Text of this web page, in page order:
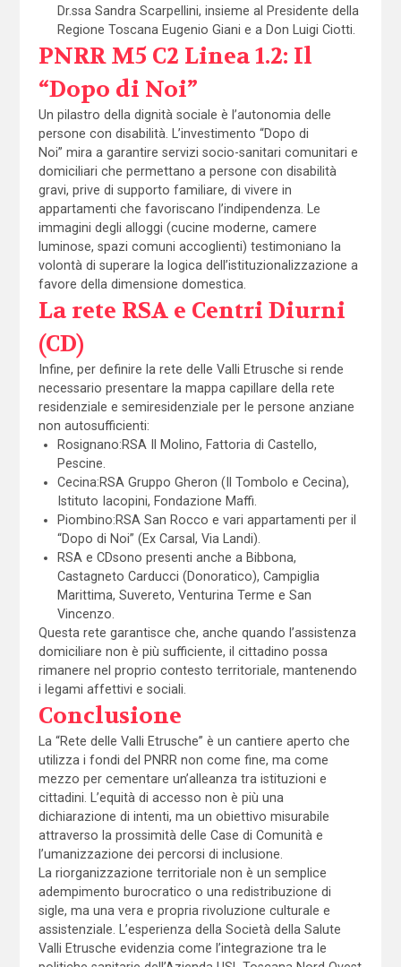
Dr.ssa Sandra Scarpellini, insieme al Presidente della
Regione Toscana Eugenio Giani e a Don Luigi Ciotti.
PNRR M5 C2 Linea 1.2: Il
“Dopo di Noi”
Un pilastro della dignità sociale è l’autonomia delle
persone con disabilità. L’investimento “Dopo di
Noi” mira a garantire servizi socio-sanitari comunitari e
domiciliari che permettano a persone con disabilità
gravi, prive di supporto familiare, di vivere in
appartamenti che favoriscano l’indipendenza. Le
immagini degli alloggi (cucine moderne, camere
luminose, spazi comuni accoglienti) testimoniano la
volontà di superare la logica dell’istituzionalizzazione a
favore della dimensione domestica.
La rete RSA e Centri Diurni
(CD)
Infine, per definire la rete delle Valli Etrusche si rende
necessario presentare la mappa capillare della rete
residenziale e semiresidenziale per le persone anziane
non autosufficienti:
Rosignano:RSA Il Molino, Fattoria di Castello,
Pescine.
Cecina:RSA Gruppo Gheron (Il Tombolo e Cecina),
Istituto Iacopini, Fondazione Maffi.
Piombino:RSA San Rocco e vari appartamenti per il
“Dopo di Noi” (Ex Carsal, Via Landi).
RSA e CDsono presenti anche a Bibbona,
Castagneto Carducci (Donoratico), Campiglia
Marittima, Suvereto, Venturina Terme e San
Vincenzo.
Questa rete garantisce che, anche quando l’assistenza
domiciliare non è più sufficiente, il cittadino possa
rimanere nel proprio contesto territoriale, mantenendo
i legami affettivi e sociali.
Conclusione
La “Rete delle Valli Etrusche” è un cantiere aperto che
utilizza i fondi del PNRR non come fine, ma come
mezzo per cementare un’alleanza tra istituzioni e
cittadini. L’equità di accesso non è più una
dichiarazione di intenti, ma un obiettivo misurabile
attraverso la prossimità delle Case di Comunità e
l’umanizzazione dei percorsi di inclusione.
La riorganizzazione territoriale non è un semplice
adempimento burocratico o una redistribuzione di
sigle, ma una vera e propria rivoluzione culturale e
assistenziale. L’esperienza della Società della Salute
Valli Etrusche evidenzia come l’integrazione tra le